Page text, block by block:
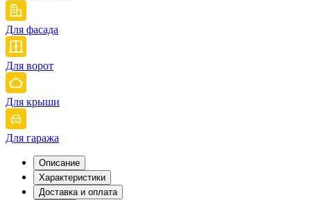
Для фасада
Для ворот
Для крыши
Для гаража
Описание
Характеристики
Доставка и оплата